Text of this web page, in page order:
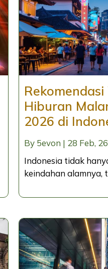
Hiburan
2026 di
By 5evon | 28 Feb, 26
Indonesia tidak
keindahan alamnya,